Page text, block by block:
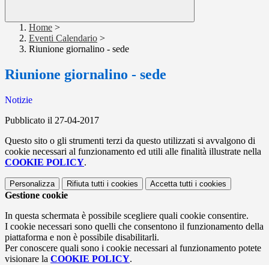
Home >
Eventi Calendario >
Riunione giornalino - sede
Riunione giornalino - sede
Notizie
Pubblicato il 27-04-2017
Questo sito o gli strumenti terzi da questo utilizzati si avvalgono di
cookie necessari al funzionamento ed utili alle finalità illustrate nella
COOKIE POLICY.
Personalizza Rifiuta tutti i cookies Accetta tutti i cookies
Gestione cookie
In questa schermata è possibile scegliere quali cookie consentire.
I cookie necessari sono quelli che consentono il funzionamento della
piattaforma e non è possibile disabilitarli.
Per conoscere quali sono i cookie necessari al funzionamento potete
visionare la COOKIE POLICY.